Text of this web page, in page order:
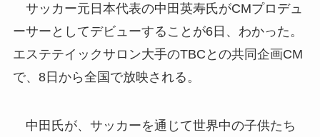
サッカー元日本代表の中田英寿氏がCMプロデュ
ーサーとしてデビューすることが6日、わかった。
エステテイックサロン大手のTBCとの共同企画CM
で、8日から全国で放映される。
中田氏が、サッカーを通じて世界中の子供たち